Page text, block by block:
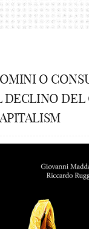
O
DECLINO DEL